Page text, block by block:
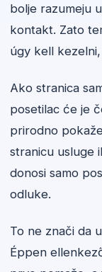
bolje razumeju
kontakt. Zato
úgy kell
Ako stranica
posetilac će je
prirodno
stranicu usluge
donosi samo
odluke.
To ne znači da
Éppen